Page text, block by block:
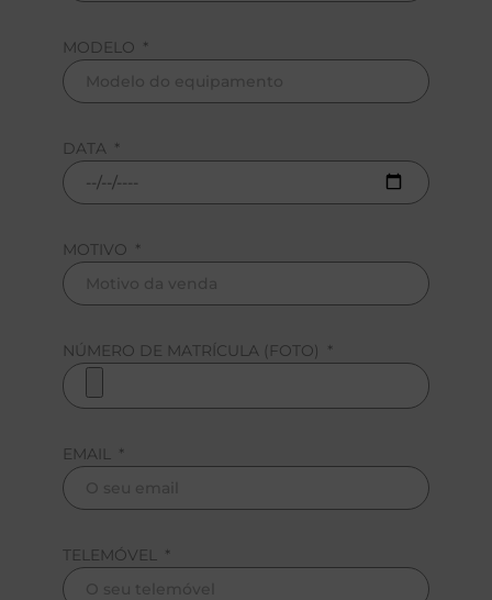
MODELO
DATA
MOTIVO
NÚMERO DE MATRÍCULA (FOTO)
EMAIL
TELEMÓVEL